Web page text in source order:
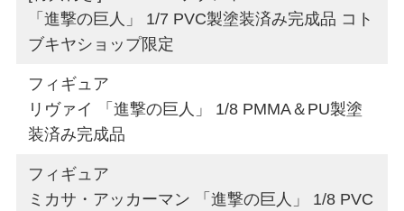
「進撃の巨人」 1/7 PVC製塗装済み完成品 コト
ブキヤショップ限定
フィギュア
リヴァイ 「進撃の巨人」 1/8 PMMA＆PU製塗
装済み完成品
フィギュア
ミカサ・アッカーマン 「進撃の巨人」 1/8 PVC